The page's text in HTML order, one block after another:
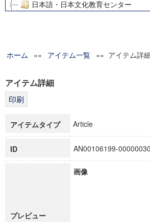
日本語・日本文化教育センター
グローバルリサーチインスティテュ
科学研究費補助金研究成果報告書
博士課程教育リーディングプログ
ホーム »» アイテム一覧 »» アイテム詳細
アイテム詳細
アイテムタイプ Article
ID AN00106199-
プレビュー
画像